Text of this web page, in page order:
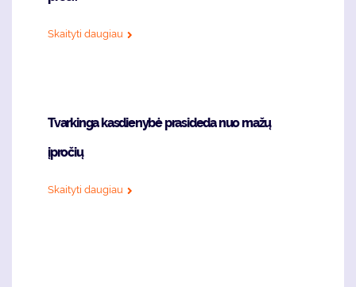
Skaityti daugiau
Tvarkinga kasdienybė prasideda nuo mažų
įpročių
Skaityti daugiau